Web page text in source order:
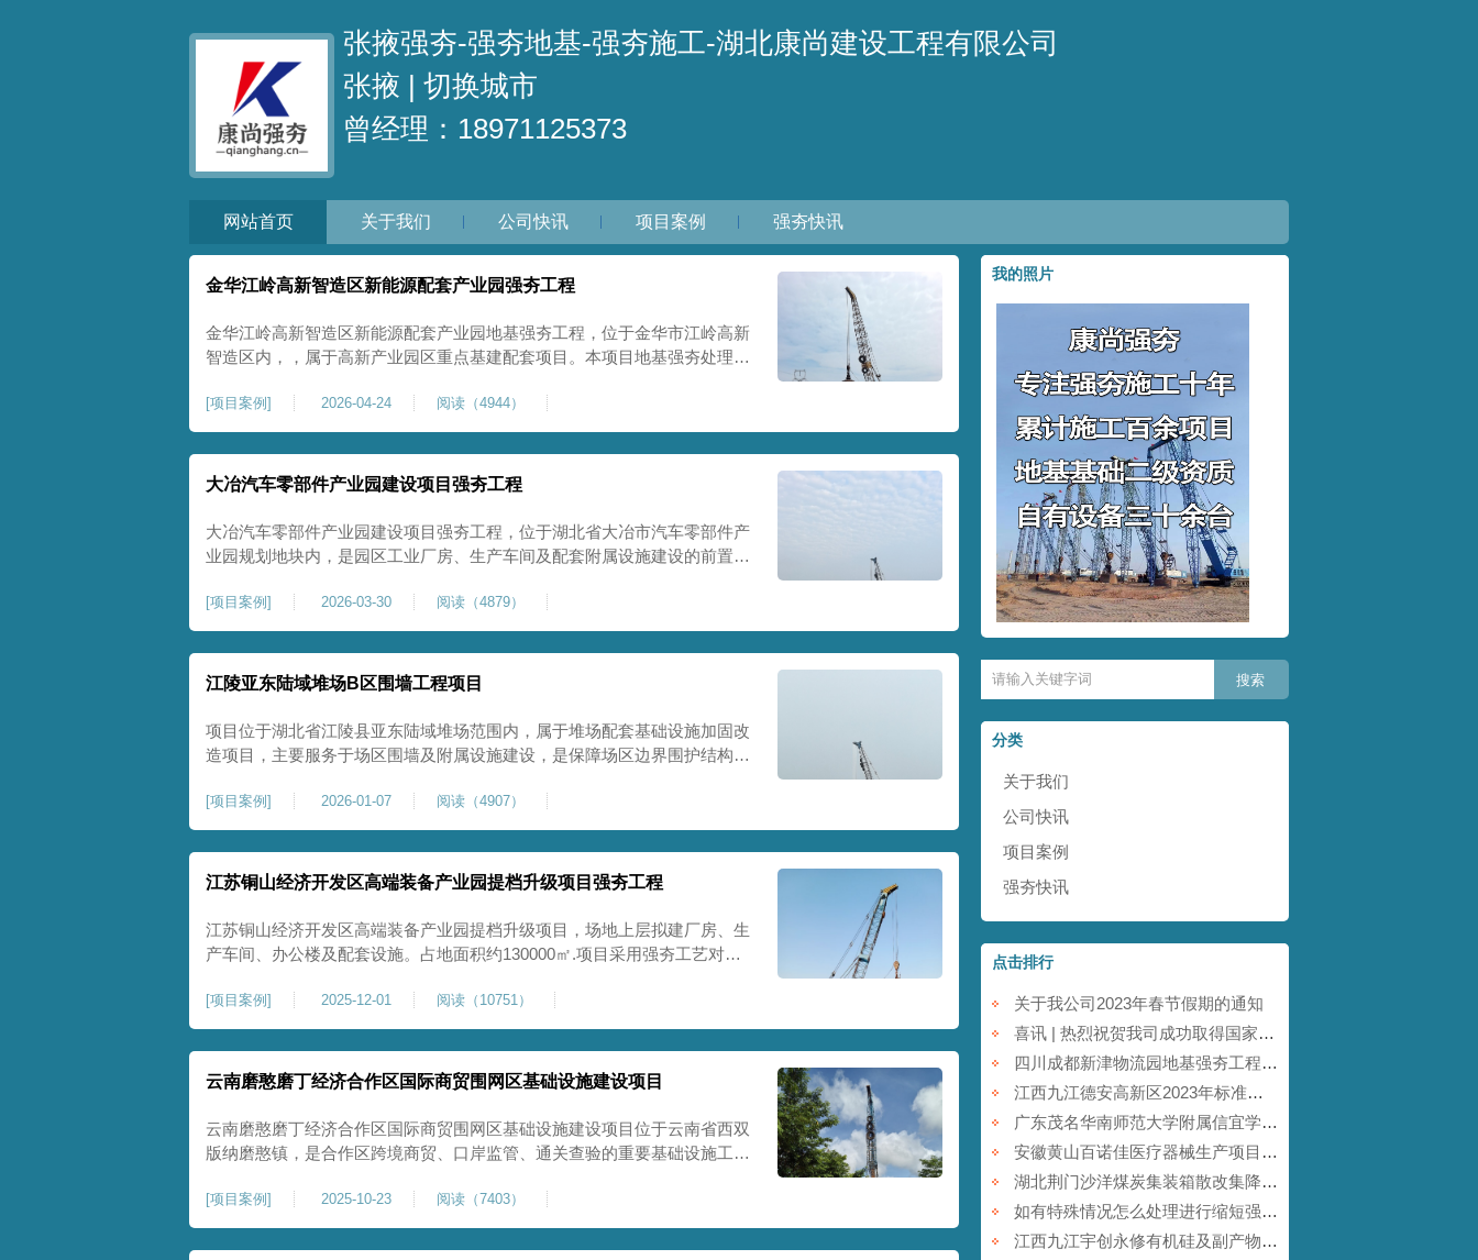
张掖强夯-强夯地基-强夯施工-湖北康尚建设工程有限公司
张掖 | 切换城市
曾经理：18971125373
网站首页 关于我们 公司快讯 项目案例 强夯快讯
金华江岭高新智造区新能源配套产业园强夯工程
金华江岭高新智造区新能源配套产业园地基强夯工程，位于金华市江岭高新
智造区内，，属于高新产业园区重点基建配套项目。本项目地基强夯处理总
区新建建设用地，原始场地土质松散、土层固结不均匀、孔隙较大、地基承
载力偏弱。新能源产业园厂房及配套设施对
[项目案例 ] 2026-04-24 阅读（4944）
大冶汽车零部件产业园建设项目强夯工程
大冶汽车零部件产业园建设项目强夯工程，位于湖北省大冶市汽车零部件产
业园规划地块内，是园区工业厂房、生产车间及配套附属设施建设的前置基
散、土质均匀性较差、土体固结度不足，天然地基承载力偏低。汽车零部件
生产厂房对地基平整度、整体刚度、沉降控
[项目案例 ] 2026-03-30 阅读（4879）
江陵亚东陆域堆场B区围墙工程项目
项目位于湖北省江陵县亚东陆域堆场范围内，属于堆场配套基础设施加固改
造项目，主要服务于场区围墙及附属设施建设，是保障场区边界围护结构稳
㎡，施工范围为陆域堆场B区围墙沿线及配套场地。原场地土层松散、回填
不均、固结程度差，地基承载力较低，且堆
[项目案例 ] 2026-01-07 阅读（4907）
江苏铜山经济开发区高端装备产业园提档升级项目强夯工程
江苏铜山经济开发区高端装备产业园提档升级项目，场地上层拟建厂房、生
产车间、办公楼及配套设施。占地面积约130000㎡.项目采用强夯工艺对地
压缩模量≥5MPa，工程实施后将有效提升场地整体承载力与均匀性，消除不
均匀沉降隐患，为园区高端装备产业项目
[项目案例 ] 2025-12-01 阅读（10751）
云南磨憨磨丁经济合作区国际商贸围网区基础设施建设项目
云南磨憨磨丁经济合作区国际商贸围网区基础设施建设项目位于云南省西双
版纳磨憨镇，是合作区跨境商贸、口岸监管、通关查验的重要基础设施工
夯加固施工工艺，通过全场地强夯提升地基承载力、消除不均匀沉降，满足
围网区后续建（构）筑物及重型作业场地使
[项目案例 ] 2025-10-23 阅读（7403）
我的照片
分类
关于我们
公司快讯
项目案例
强夯快讯
点击排行
关于我公司2023年春节假期的通知
喜讯 | 热烈祝贺我司成功取得国家商标注册证书！
四川成都新津物流园地基强夯工程【康尚强夯建设】
江西九江德安高新区2023年标准厂房及配套基础设施建设项目【康尚强夯建设】
广东茂名华南师范大学附属信宜学校强夯地基项目【康尚强夯建设】
安徽黄山百诺佳医疗器械生产项目(一期)地基强夯工程【康尚强夯建设】
湖北荆门沙洋煤炭集装箱散改集降水强夯项目【康尚强夯建设】
如有特殊情况怎么处理进行缩短强夯施工的工期
江西九江宇创永修有机硅及副产物综合利用项目强夯工程【康尚强夯建设】